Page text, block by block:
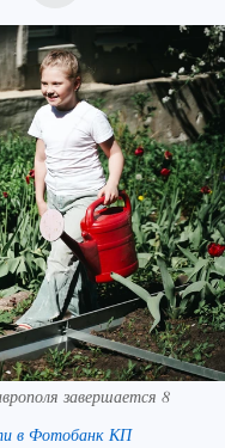
завершается 8
в Фотобанк КП